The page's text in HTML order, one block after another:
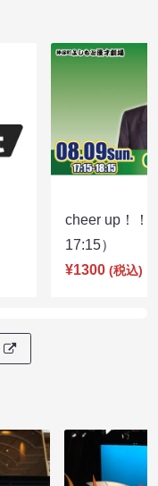
cheer up！
17:15）
¥1300 (税込)